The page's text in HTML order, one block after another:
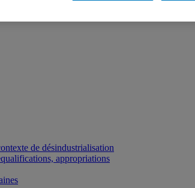
de désindustrialisation
appropriations